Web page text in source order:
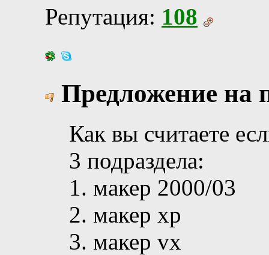
Репутация: 108
Предложение на
Как вы считаете
3 подраздела:
1. макер 2000/03
2. макер хр
3. макер vx